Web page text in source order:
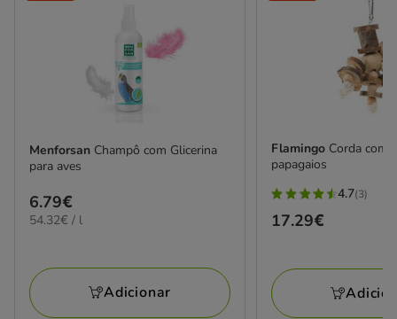
Menforsan Champô com Glicerina
para aves
Preço
6.79€
6.79€
54.32€
54.32€ / l
Adicionar
Flamingo Corda com
papagaios
4.7
estrelas
avaliações
4.7(3)
Preço
17.29€